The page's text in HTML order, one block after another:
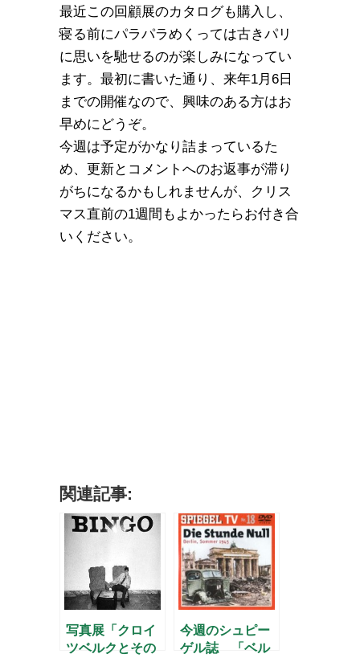
最近この回顧展のカタログも購入し、
寝る前にパラパラめくっては古きパリ
に思いを馳せるのが楽しみになってい
ます。最初に書いた通り、来年1月6日
までの開催なので、興味のある方はお
早めにどうぞ。
今週は予定がかなり詰まっているた
め、更新とコメントへのお返事が滞り
がちになるかもしれませんが、クリス
マス直前の1週間もよかったらお付き合
いください。
関連記事:
写真展「クロイ
ツベルクとその
今週のシュピー
ゲル誌 「ベル